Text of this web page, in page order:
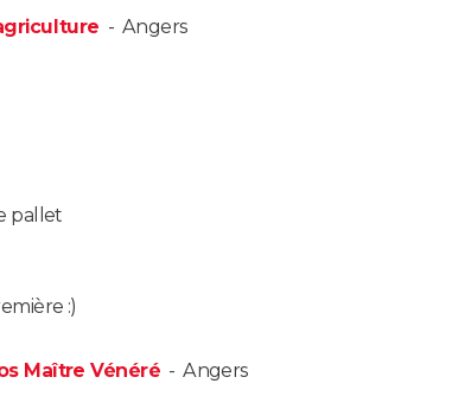
- Angers
pallet
:)
Maître Vénéré-Angers